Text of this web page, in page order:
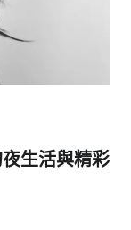
生活與精彩